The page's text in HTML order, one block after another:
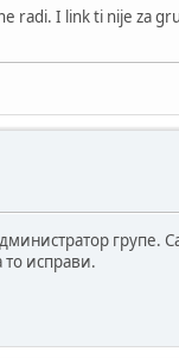
radi. I link ti nije za
групе.
то исправи.